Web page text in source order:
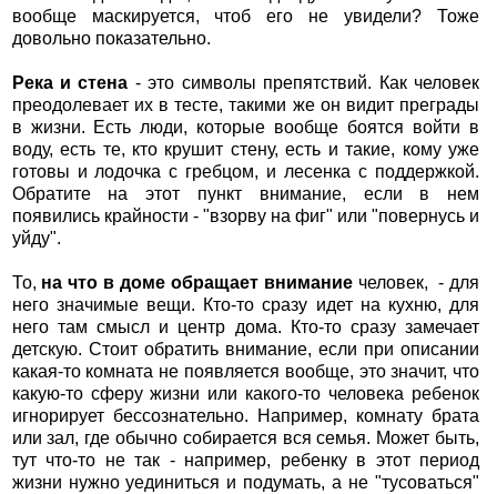
вообще маскируется, чтоб его не увидели? Тоже
довольно показательно.
Река и стена - это символы препятствий. Как человек
преодолевает их в тесте, такими же он видит преграды
в жизни. Есть люди, которые вообще боятся войти в
воду, есть те, кто крушит стену, есть и такие, кому уже
готовы и лодочка с гребцом, и лесенка с поддержкой.
Обратите на этот пункт внимание, если в нем
появились крайности - "взорву на фиг" или "повернусь и
уйду".
То, на что в доме обращает вниманиечеловек, - для
него значимые вещи. Кто-то сразу идет на кухню, для
него там смысл и центр дома. Кто-то сразу замечает
детскую. Стоит обратить внимание, если при описании
какая-то комната не появляется вообще, это значит, что
какую-то сферу жизни или какого-то человека ребенок
игнорирует бессознательно. Например, комнату брата
или зал, где обычно собирается вся семья. Может быть,
тут что-то не так - например, ребенку в этот период
жизни нужно уединиться и подумать, а не "тусоваться"